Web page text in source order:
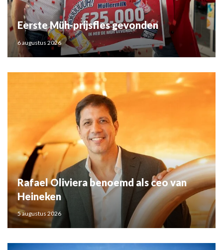
Eerste Müh-prijsfles gevonden
6 augustus 2026
Rafael Oliviera benoemd als ceo van
Heineken
5 augustus 2026